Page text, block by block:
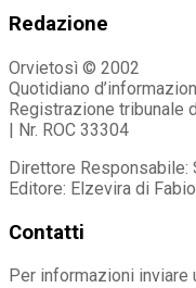
Redazione
Orvietosì © 2002
Quotidiano
Registrazione tribunale
| Nr. ROC 33304
Direttore Responsabile:
Editore: Elzevira di
Contatti
Per informazioni inviare